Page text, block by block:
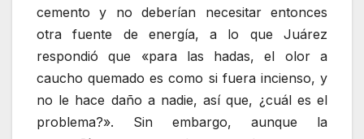
cemento y no deberían necesitar entonces
otra fuente de energía, a lo que Juárez
respondió que «para las hadas, el olor a
caucho quemado es como si fuera incienso, y
no le hace daño a nadie, así que, ¿cuál es el
problema?». Sin embargo, aunque la